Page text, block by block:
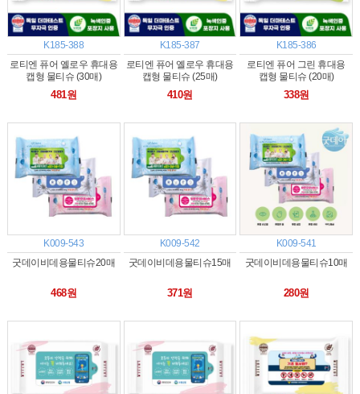
K185-388
로티엔 퓨어 옐로우 휴대용
캡형 물티슈 (30매)
481원
K185-387
로티엔 퓨어 옐로우 휴대용
캡형 물티슈 (25매)
410원
K185-386
로티엔 퓨어 그린 휴대용
캡형 물티슈 (20매)
338원
K009-543
굿데이비데용물티슈20매
468원
K009-542
굿데이비데용물티슈15매
371원
K009-541
굿데이비데용물티슈10매
280원